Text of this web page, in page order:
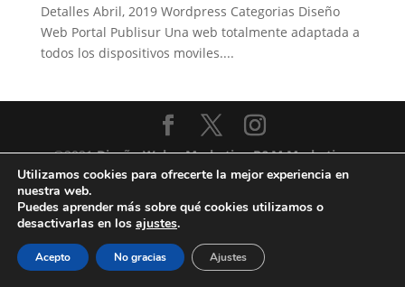
Detalles Abril, 2019 Wordpress Categorias Diseño
Web Portal Publisur Una web totalmente adaptada a
todos los dispositivos moviles....
®2021Diseño Web y Marketing R&M Marketing
2023 SL
Utilizamos cookies para ofrecerte la mejor experiencia en
nuestra web.
Puedes aprender más sobre qué cookies utilizamos o
desactivarlas en los ajustes.
Acepto No gracias Ajustes